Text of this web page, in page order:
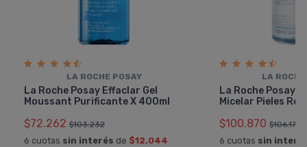
LA ROCHE POSAY
La Roche Posay Effaclar Gel
Moussant Purificante X 400ml
$72.262 $103.232
6 cuotas sin interés de $12.044
LA
La Roche Posay
Micelar Pieles
$100.870 $106.179
6 cuotas sin